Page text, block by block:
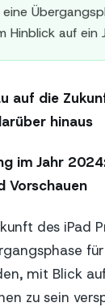
Hinblick auf ein
auf die
hinaus
im Jahr
Vorschauen
des iPad
mit Blick
zu sein